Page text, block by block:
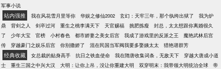
无奈，“到底他出了问题，还是这个世界有什么毛病。”
袁天罡仰天长叹，“一生之敌！”
军事小说
站内强推 我在风花雪月里等你 华娱之修仙2002 玄幻：天牢三年，那个纨绔出狱了
我为炉
鼎
背剑之人 剑卒过河 重生之桃李满天下 天官赐福 挑肥拣瘦
封总，太太想跟你离婚很久
了
少年大宝 官榜 小村春色 都市娇妻之美女后宫 我成了游戏里的反派之王
魔艳武林后宫
传
穿越豪门之娱乐后宫 你别撒娇了 混在民国当军阀我要多娶姨太太 猎艳谱群芳
经典收藏 女总裁的贴身高手 抗日之铁血使命 我在隋唐收集词条，无敌天下
穿越大唐成小道
士
重生三国之中兴大汉 大明：让你上吊，没让你重建大明 双穿明末：我带领大明统治全球
帝